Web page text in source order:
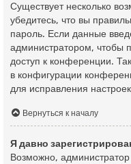
Существует несколько
убедитесь, что вы
пароль. Если данные
администратором, чтобы
доступ к конференции.
в конфигурации
для исправления
Вернуться к началу
Я давно
Возможно,